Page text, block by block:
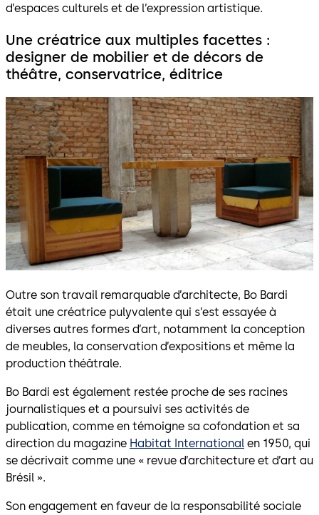
d’espaces culturels et de l’expression artistique.
Une créatrice aux multiples facettes :
designer de mobilier et de décors de
théâtre, conservatrice, éditrice
Outre son travail remarquable d’architecte, Bo Bardi
était une créatrice pulyvalente qui s’est essayée à
diverses autres formes d’art, notamment la conception
de meubles, la conservation d’expositions et même la
production théâtrale.
Bo Bardi est également restée proche de ses racines
journalistiques et a poursuivi ses activités de
publication, comme en témoigne sa cofondation et sa
direction du magazine Habitat International en 1950, qui
se décrivait comme une « revue d’architecture et d’art au
Brésil ».
Son engagement en faveur de la responsabilité sociale